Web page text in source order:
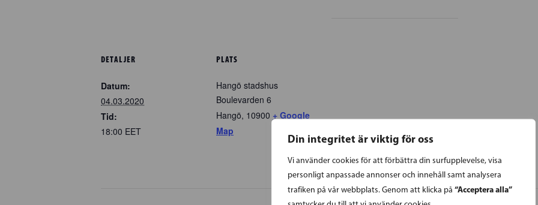
Din integritet är viktig för oss
Vi använder cookies för att förbättra din surfupplevelse, visa
personligt anpassade annonser och innehåll samt analysera
trafiken på vår webbplats. Genom att klicka på “Acceptera alla”
DETALJER
Datum:
04.03.2020
Tid:
18:00 EET
PLATS
Hangö stadshus
Boulevarden 6
Hangö, 10900 + Google
Map